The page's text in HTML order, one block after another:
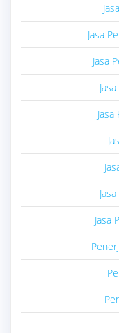
Jasa
Jasa
Jasa